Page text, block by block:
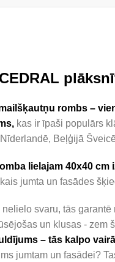
CEDRAL
rombs –
, kas ir īpaši populārs
Beļģijā
lielajam 40x40
jumta un fasādes
svaru, tās
un klusas - zem
– tās kalpo
jumtam un fasādei?